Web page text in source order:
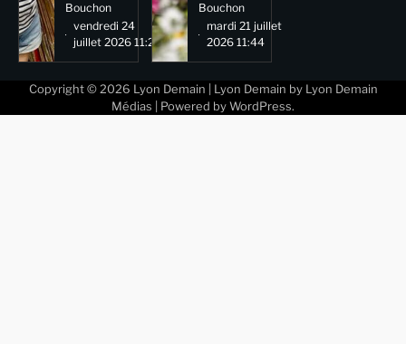
Bouchon
vendredi 24
juillet 2026 11:29
Bouchon
mardi 21 juillet
2026 11:44
Copyright © 2026 Lyon Demain | Lyon Demain by Lyon Demain
Médias | Powered by WordPress.